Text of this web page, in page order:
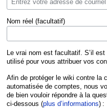
Nom réel (facultatif)
Le vrai nom est facultatif. S’il
utilisé pour vous attribuer vos
Afin de protéger le wiki contre la
automatisée de comptes, nous
de bien vouloir répondre à la
ci-dessous (plus d’informations) :